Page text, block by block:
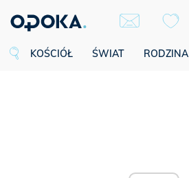
KOŚCIÓŁ ŚWIAT RODZINA